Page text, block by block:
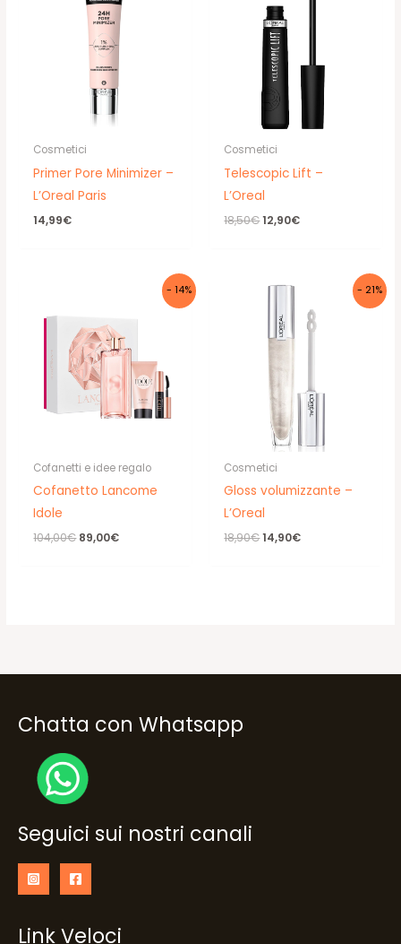
Cosmetici
Primer Pore Minimizer –
L’Oreal Paris
14,99€
Cosmetici
Telescopic Lift –
L’Oreal
18,50€Il
12,90€Il
- 14%
Cofanetti e idee regalo
Cofanetto Lancome
Idole
104,00€ Il
89,00€Il
- 21%
Cosmetici
Gloss volumizzante –
L’Oreal
18,90€Il
14,90€Il
Chatta con Whatsapp
Seguici sui nostri canali
Link Veloci